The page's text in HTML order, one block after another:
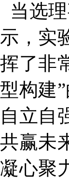
当选
示，实
挥了非
型构建
自立自
共赢未
凝心聚